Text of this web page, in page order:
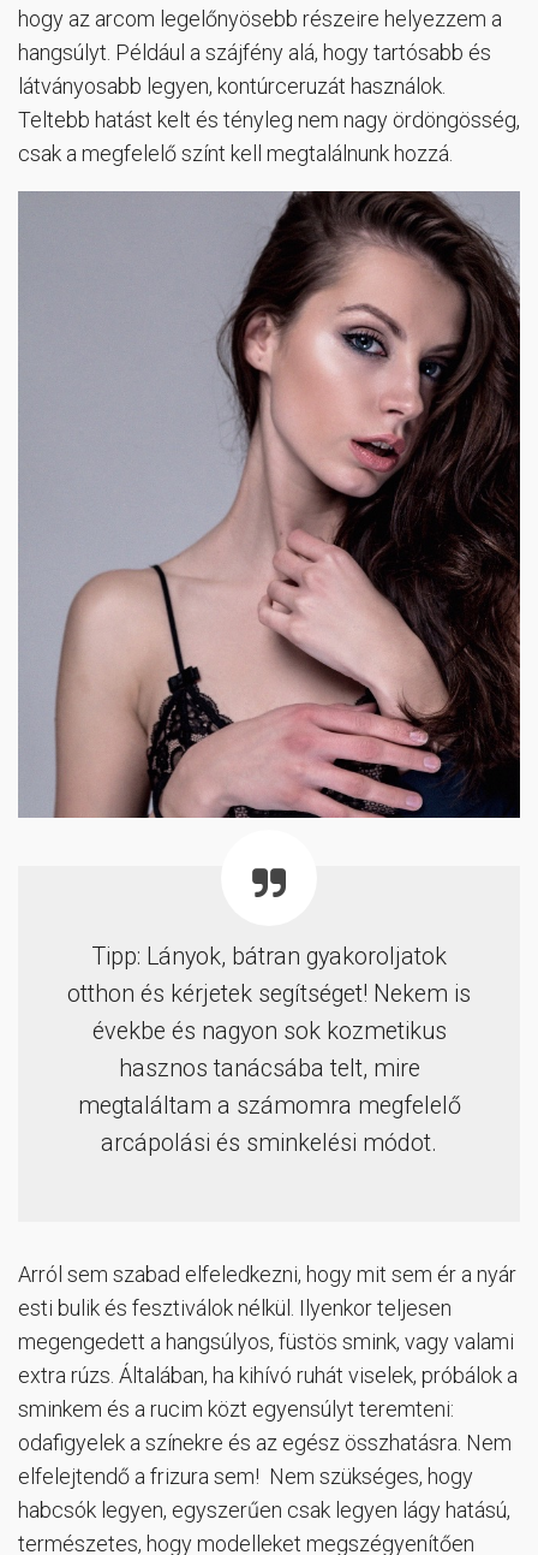
hogy az arcom legelőnyösebb részeire helyezzem a
hangsúlyt. Például a szájfény alá, hogy tartósabb és
látványosabb legyen, kontúrceruzát használok.
Teltebb hatást kelt és tényleg nem nagy ördöngösség,
csak a megfelelő színt kell megtalálnunk hozzá.
Tipp: Lányok, bátran gyakoroljatok
otthon és kérjetek segítséget! Nekem is
évekbe és nagyon sok kozmetikus
hasznos tanácsába telt, mire
megtaláltam a számomra megfelelő
arcápolási és sminkelési módot.
Arról sem szabad elfeledkezni, hogy mit sem ér a nyár
esti bulik és fesztiválok nélkül. Ilyenkor teljesen
megengedett a hangsúlyos, füstös smink, vagy valami
extra rúzs. Általában, ha kihívó ruhát viselek, próbálok a
sminkem és a rucim közt egyensúlyt teremteni:
odafigyelek a színekre és az egész összhatásra. Nem
elfelejtendő a frizura sem! Nem szükséges, hogy
habcsók legyen, egyszerűen csak legyen lágy hatású,
természetes, hogy modelleket megszégyenítően